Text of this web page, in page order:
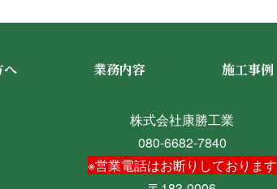
へ 業務内容 施工事例
株式会社康勝工業
080-6682-7840
※営業電話はお断りしております